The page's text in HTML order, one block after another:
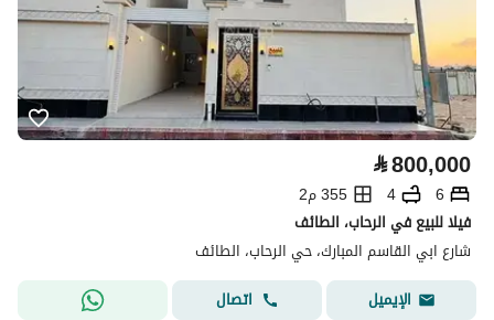
⃁800,000
6
4
355 م2
فيلا للبيع في الرحاب، الطائف
شارع ابي القاسم المبارك، حي الرحاب، الطائف
الإيميل
اتصال